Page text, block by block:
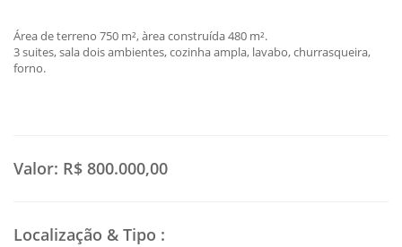
Área de terreno 750 m², àrea construída 480 m².
3 suites, sala dois ambientes, cozinha ampla, lavabo, churrasqueira,
forno.
Valor: R$ 800.000,00
Localização & Tipo :